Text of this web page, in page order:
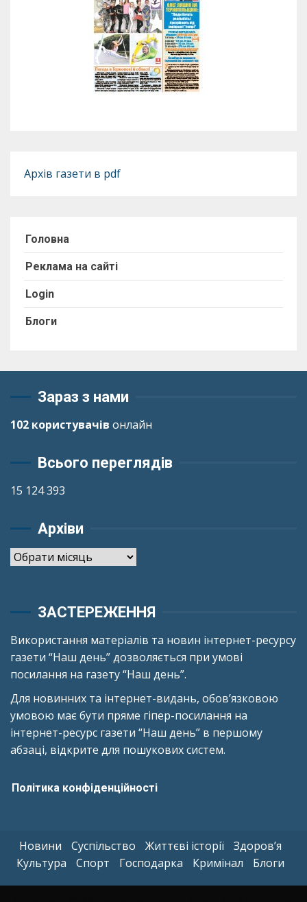
Архів газети в pdf
Головна
Реклама на сайті
Login
Блоги
Зараз з нами
102 користувачів онлайн
Всього переглядів
15 124 393
Архіви
Архіви
ЗАСТЕРЕЖЕННЯ
Використання матеріалів та новин інтернет-ресурсу
газети “Наш день” дозволяється при умові
посилання на газету “Наш день”.
Для новинних та інтернет-видань, обов’язковою
умовою має бути пряме гіпер-посилання на
інтернет-ресурс газети “Наш день” в першому
абзаці, відкрите для пошукових систем.
Політика конфіденційності
Новини Суспільство Життєві історії
Здоров’я
Культура
Спорт Господарка Кримінал Блоги